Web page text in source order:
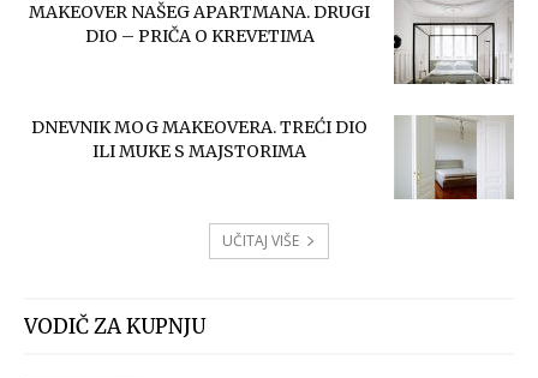
MAKEOVER NAŠEG APARTMANA. DRUGI
DIO – PRIČA O KREVETIMA
DNEVNIK MOG MAKEOVERA. TREĆI DIO
ILI MUKE S MAJSTORIMA
UČITAJ VIŠE
VODIČ ZA KUPNJU